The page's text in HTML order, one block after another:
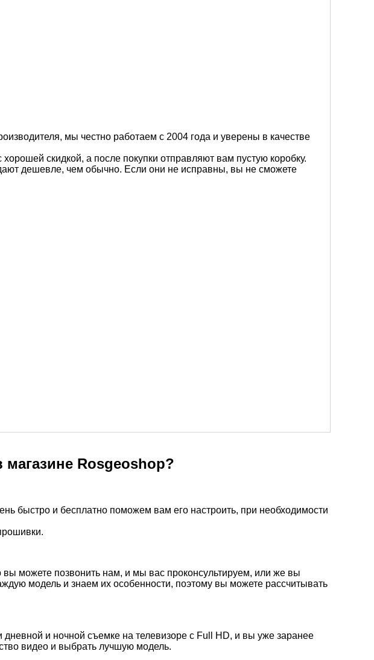
мы честно работаем с 2004 года и уверены в качестве
скидкой, а после покупки отправляют вам пустую коробку.
дешевле, чем обычно. Если они не исправны, вы не сможете
Rosgeoshop?
быстро и бесплатно поможем вам его настроить, при необходимости
вы можете позвонить нам, и мы вас проконсультируем, или же вы
модель и знаем их особенности, поэтому вы можете рассчитывать
и ночной съемке на телевизоре с Full HD, и вы уже заранее
видео и выбрать лучшую модель.